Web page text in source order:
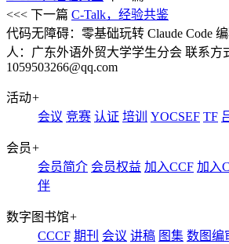
<<< 下一篇 C‑Talk，经验共鉴
代码无障碍：零基础玩转 Claude Code
人：广东外语外贸大学学生分会 联系方
1059503266@qq.com
活动+
会议 竞赛 认证 培训 YOCSEF TF
会员+
会员简介 会员权益 加入CCF 加入
伴
数字图书馆+
CCCF 期刊 会议 讲稿 图集 数图编